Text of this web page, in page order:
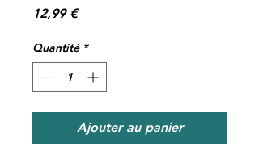
12,99 €Prix
Quantité *
Ajouter au panier